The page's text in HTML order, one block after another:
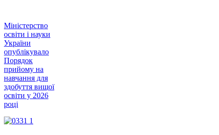
Міністерство
освіти і науки
України
опублікувало
Порядок
прийому на
навчання для
здобуття вищої
освіти у 2026
році